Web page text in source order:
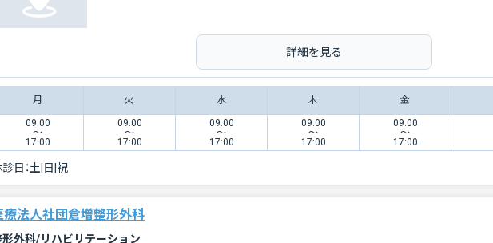
詳細を見る
月 火 水 木 金
09:00
〜
17:00
09:00
〜
17:00
09:00
〜
17:00
09:00
〜
17:00
09:00
〜
17:00
日：土|日|祝
療法人社団倉増整形外科
形外科/リハビリテーション